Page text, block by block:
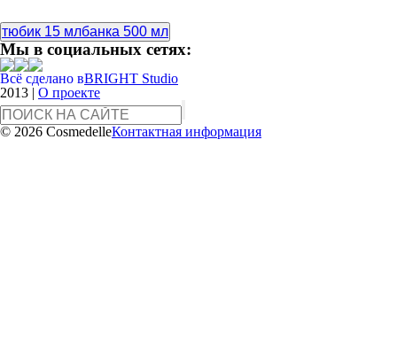
тюбик 15 млбанка 500 мл
Мы в социальных сетях:
Всё сделано вBRIGHT Studio
2013 | О проекте
© 2026 CosmedelleКонтактная информация